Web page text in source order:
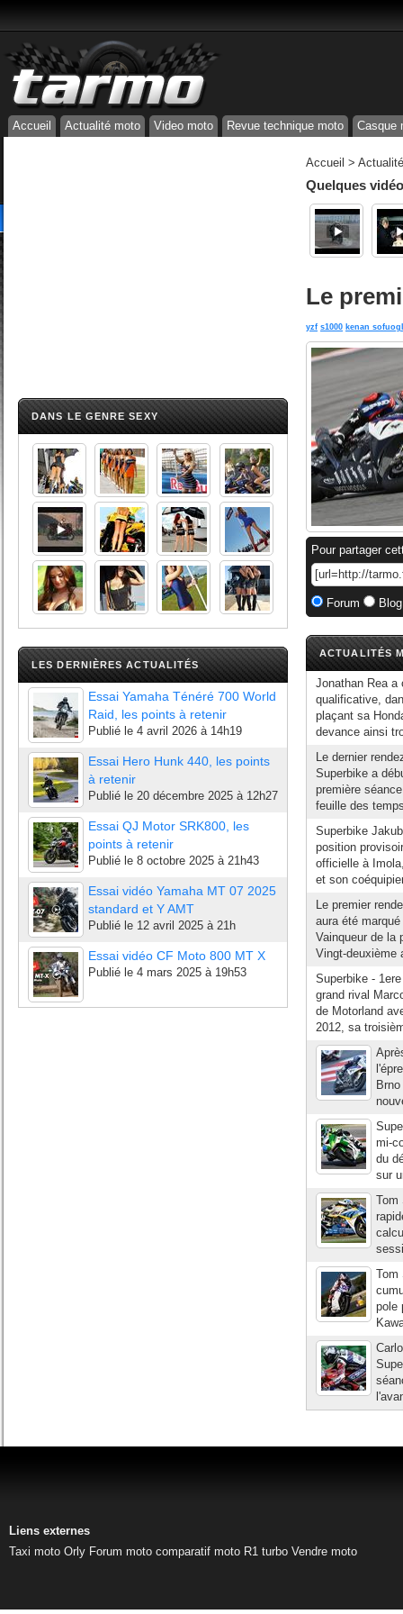
Accueil Actualité moto Video moto Revue technique moto Casque
DANS LE GENRE SEXY
LES DERNIÈRES ACTUALITÉS
Essai Yamaha Ténéré 700 World
Raid, les points à retenir
Publié le 4 avril 2026 à 14h19
Essai Hero Hunk 440, les points
à retenir
Publié le 20 décembre 2025 à 12h27
Essai QJ Motor SRK800, les
points à retenir
Publié le 8 octobre 2025 à 21h43
Essai vidéo Yamaha MT 07 2025
standard et Y AMT
Publié le 12 avril 2025 à 21h
Essai vidéo CF Moto 800 MT X
Publié le 4 mars 2025 à 19h53
Accueil >
Quelques
Le
yzf s1000 kenan
Pour partager
Forum
ACTUALITÉS
Jonathan Rea a
qualificative,
plaçant sa
devance ainsi
Le dernier
Superbike a
première
feuille des
Superbike
position
officielle à
et son
Le premier
aura été
Vainqueur de la
Vingt-deuxième
Superbike -
grand rival
de Motorland
2012, sa
mi-
du
sur
Tom
Tom
pole
Liens externes
Taxi moto Orly Forum moto comparatif moto R1 turbo Vendre moto